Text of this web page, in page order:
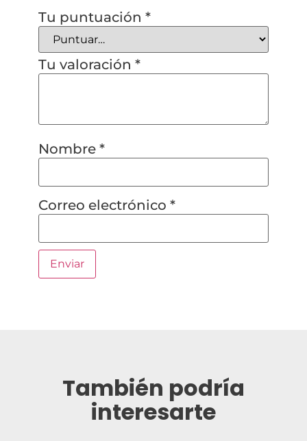
Tu puntuación *
Tu valoración *
Nombre *
Correo electrónico *
También podría
interesarte